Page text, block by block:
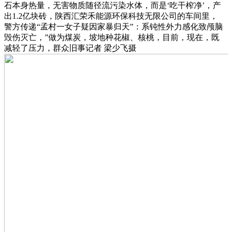
石本身热量，无害物质随径流污染水体，而是‘吃干榨净’，产
出1.2亿块砖，陕西汇荣禾能源环保科技无限公司的车间里，
警方传递“孟村一女子疑因家暴归天”：系钝性外力感化致颅脑
毁伤灭亡，”做为煤炭，坡地种花椒、核桃，目前，现在，既
减轻了压力，群众旧事记者 梁少飞摄